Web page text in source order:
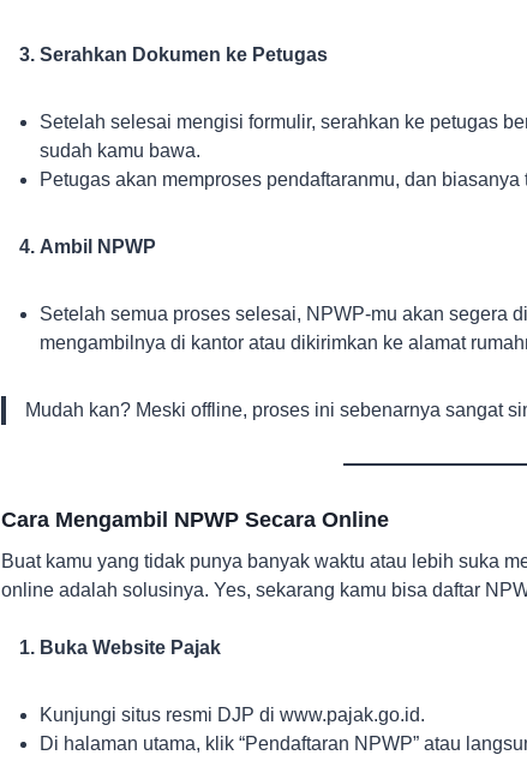
Serahkan Dokumen ke Petugas
Setelah selesai mengisi formulir, serahkan ke petugas
sudah kamu bawa.
Petugas akan memproses pendaftaranmu, dan
Ambil NPWP
Setelah semua proses selesai, NPWP-mu akan segera
mengambilnya di kantor atau dikirimkan ke alamat
Mudah kan? Meski offline, proses ini sebenarnya sangat
Cara Mengambil NPWP Secara Online
Buat kamu yang tidak punya banyak waktu atau lebih suka
online adalah solusinya. Yes, sekarang kamu bisa daftar
Buka Website Pajak
Kunjungi situs resmi DJP di www.pajak.go.id.
Di halaman utama, klik “Pendaftaran NPWP” atau